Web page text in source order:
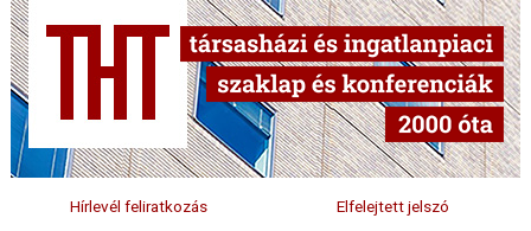
Hírlevél feliratkozás Elfelejtett jelszó